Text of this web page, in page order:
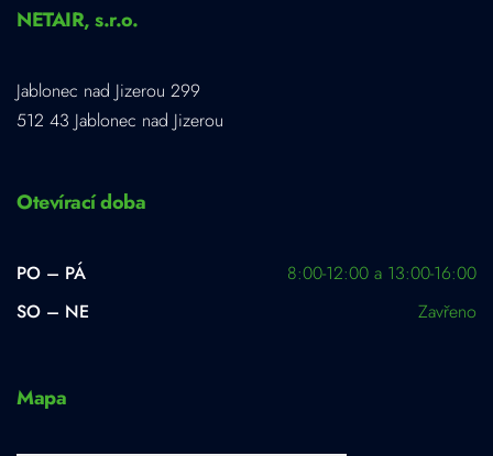
NETAIR, s.r.o.
Jablonec nad Jizerou 299
512 43 Jablonec nad Jizerou
Otevírací doba
PO – PÁ
8:00-12:00 a 13:00-16:00
SO – NE
Zavřeno
Mapa